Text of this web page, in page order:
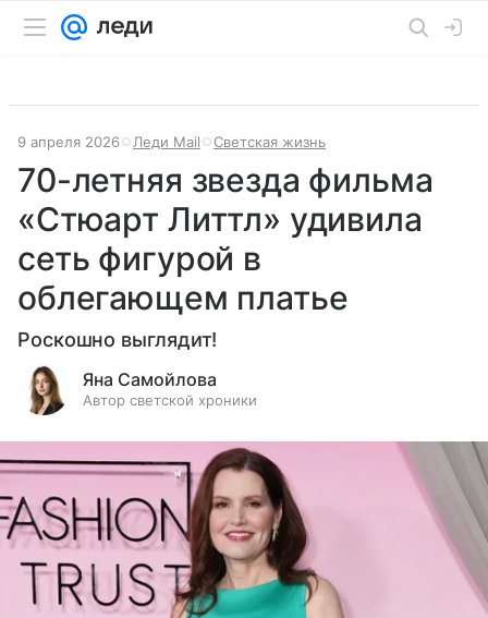
9 апреля 2026 Леди Mail Светская жизнь
70-летняя звезда фильма
«Стюарт Литтл» удивила
сеть фигурой в
облегающем платье
Роскошно выглядит!
Яна Самойлова
Автор светской хроники